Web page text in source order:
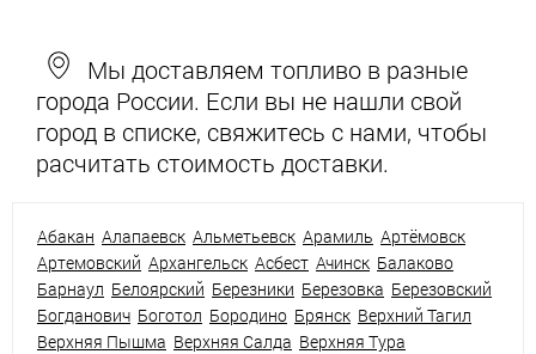
Мы доставляем топливо в разные
города России. Если вы не нашли свой
город в списке, свяжитесь с нами, чтобы
расчитать стоимость доставки.
Абакан Алапаевск Альметьевск Арамиль Артёмовск
Артемовский Архангельск Асбест Ачинск Балаково
Барнаул Белоярский Березники Березовка Березовский
Богданович Боготол Бородино Брянск Верхний Тагил
Верхняя Пышма Верхняя Салда Верхняя Тура